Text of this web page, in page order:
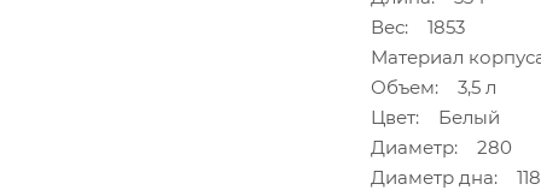
Вес: 1853
Материал
Объем: 3,5 л
Цвет: Белый
Диаметр: 280
Диаметр дна: 118